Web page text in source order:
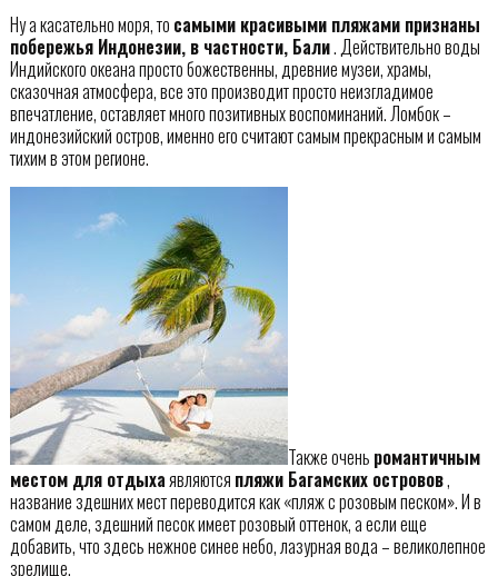
Ну а касательно моря, то самыми красивыми пляжами признаны
побережья Индонезии, в частности, Бали. Действительно воды
Индийского океана просто божественны, древние музеи, храмы,
сказочная атмосфера, все это производит просто неизгладимое
впечатление, оставляет много позитивных воспоминаний. Ломбок –
индонезийский остров, именно его считают самым прекрасным и самым
тихим в этом регионе.
Также очень романтичным
местом для отдыхаявляются пляжи Багамских островов,
название здешних мест переводится как «пляж с розовым песком». И в
самом деле, здешний песок имеет розовый оттенок, а если еще
добавить, что здесь нежное синее небо, лазурная вода – великолепное
зрелище.